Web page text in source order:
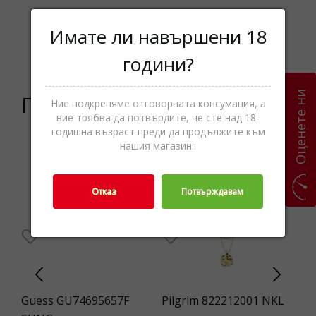
Категории
Мъжки,Слънчеви
очила,Аксесоари
Подобни продукти
Guess GU74695657F
Pilgrim 822212001 NKL
Оценете ни
Имате ли навършени 18
години?
Ние подкрепяме отговорната консумация, а
вие трябва да потвърдите, че сте над 18-
годишна възраст преди да продължите към
нашия магазин.:
Отказ Потвърждавам